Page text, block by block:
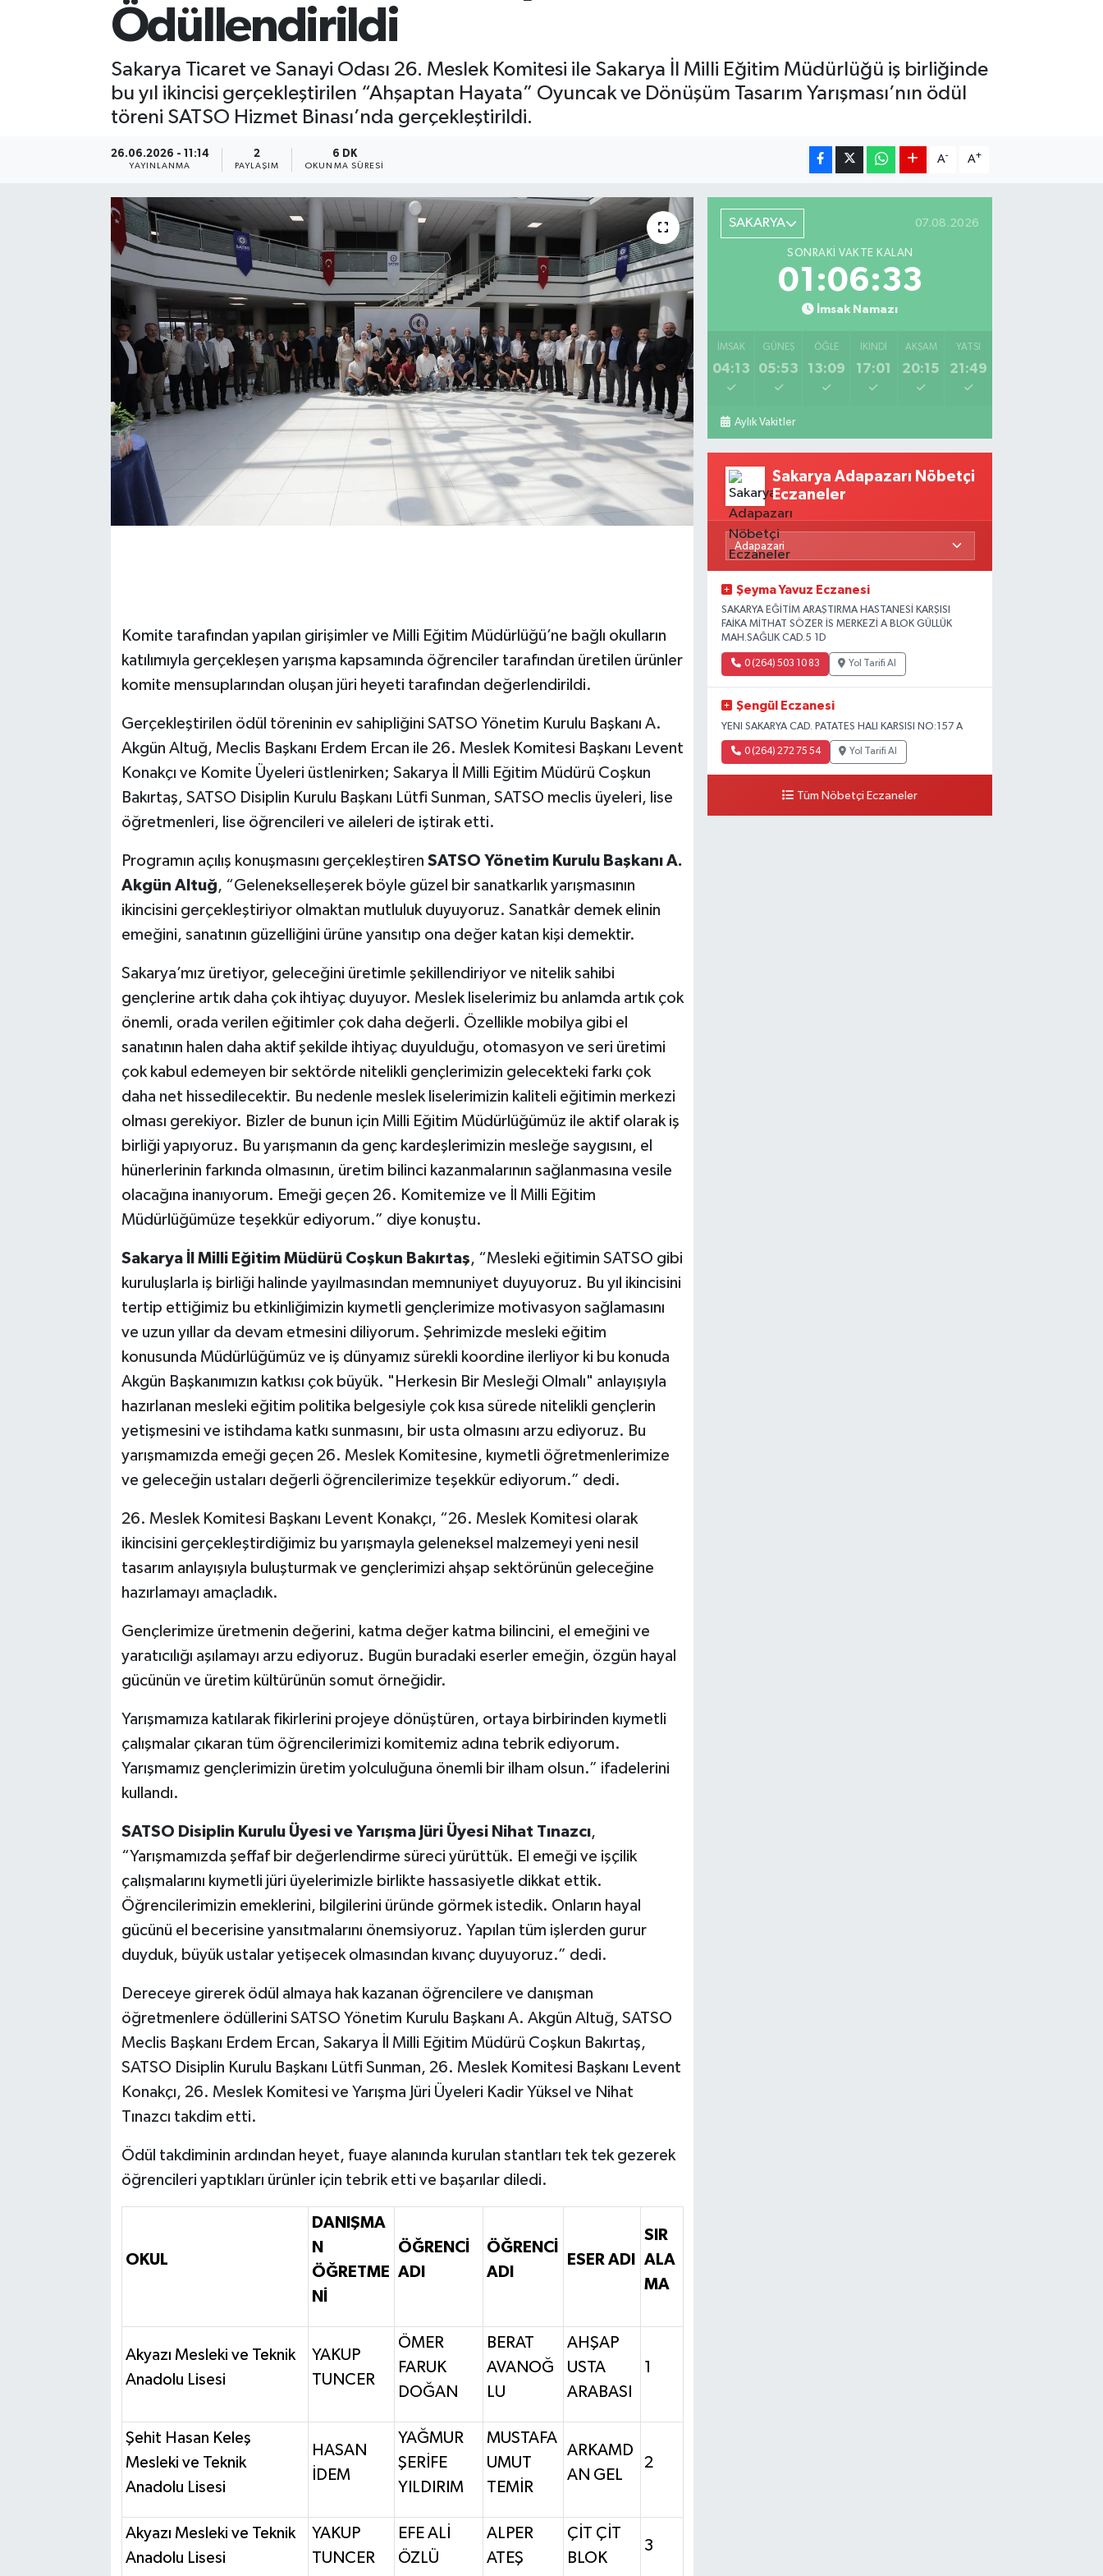
Ödüllendirildi
Sakarya Ticaret ve Sanayi Odası 26. Meslek Komitesi ile Sakarya İl Milli Eğitim Müdürlüğü iş birliğinde
bu yıl ikincisi gerçekleştirilen “Ahşaptan Hayata” Oyuncak ve Dönüşüm Tasarım Yarışması’nın ödül
töreni SATSO Hizmet Binası’nda gerçekleştirildi.
26.06.2026 - 11:14
YAYINLANMA
2
PAYLAŞIM
6 DK
OKUNMA SÜRESI
A- A+
Komite tarafından yapılan girişimler ve Milli Eğitim Müdürlüğü’ne bağlı okulların
katılımıyla gerçekleşen yarışma kapsamında öğrenciler tarafından üretilen ürünler
komite mensuplarından oluşan jüri heyeti tarafından değerlendirildi.
Gerçekleştirilen ödül töreninin ev sahipliğini SATSO Yönetim Kurulu Başkanı A.
Akgün Altuğ, Meclis Başkanı Erdem Ercan ile 26. Meslek Komitesi Başkanı Levent
Konakçı ve Komite Üyeleri üstlenirken; Sakarya İl Milli Eğitim Müdürü Coşkun
Bakırtaş, SATSO Disiplin Kurulu Başkanı Lütfi Sunman, SATSO meclis üyeleri, lise
öğretmenleri, lise öğrencileri ve aileleri de iştirak etti.
Programın açılış konuşmasını gerçekleştiren SATSO Yönetim Kurulu Başkanı A.
Akgün Altuğ, “Gelenekselleşerek böyle güzel bir sanatkarlık yarışmasının
ikincisini gerçekleştiriyor olmaktan mutluluk duyuyoruz. Sanatkâr demek elinin
emeğini, sanatının güzelliğini ürüne yansıtıp ona değer katan kişi demektir.
Sakarya’mız üretiyor, geleceğini üretimle şekillendiriyor ve nitelik sahibi
gençlerine artık daha çok ihtiyaç duyuyor. Meslek liselerimiz bu anlamda artık çok
önemli, orada verilen eğitimler çok daha değerli. Özellikle mobilya gibi el
sanatının halen daha aktif şekilde ihtiyaç duyulduğu, otomasyon ve seri üretimi
çok kabul edemeyen bir sektörde nitelikli gençlerimizin gelecekteki farkı çok
daha net hissedilecektir. Bu nedenle meslek liselerimizin kaliteli eğitimin merkezi
olması gerekiyor. Bizler de bunun için Milli Eğitim Müdürlüğümüz ile aktif olarak iş
birliği yapıyoruz. Bu yarışmanın da genç kardeşlerimizin mesleğe saygısını, el
hünerlerinin farkında olmasının, üretim bilinci kazanmalarının sağlanmasına vesile
olacağına inanıyorum. Emeği geçen 26. Komitemize ve İl Milli Eğitim
Müdürlüğümüze teşekkür ediyorum.” diye konuştu.
Sakarya İl Milli Eğitim Müdürü Coşkun Bakırtaş, “Mesleki eğitimin SATSO gibi
kuruluşlarla iş birliği halinde yayılmasından memnuniyet duyuyoruz. Bu yıl ikincisini
tertip ettiğimiz bu etkinliğimizin kıymetli gençlerimize motivasyon sağlamasını
ve uzun yıllar da devam etmesini diliyorum. Şehrimizde mesleki eğitim
konusunda Müdürlüğümüz ve iş dünyamız sürekli koordine ilerliyor ki bu konuda
Akgün Başkanımızın katkısı çok büyük. "Herkesin Bir Mesleği Olmalı" anlayışıyla
hazırlanan mesleki eğitim politika belgesiyle çok kısa sürede nitelikli gençlerin
yetişmesini ve istihdama katkı sunmasını, bir usta olmasını arzu ediyoruz. Bu
yarışmamızda emeği geçen 26. Meslek Komitesine, kıymetli öğretmenlerimize
ve geleceğin ustaları değerli öğrencilerimize teşekkür ediyorum.” dedi.
26. Meslek Komitesi Başkanı Levent Konakçı, “26. Meslek Komitesi olarak
ikincisini gerçekleştirdiğimiz bu yarışmayla geleneksel malzemeyi yeni nesil
tasarım anlayışıyla buluşturmak ve gençlerimizi ahşap sektörünün geleceğine
hazırlamayı amaçladık.
Gençlerimize üretmenin değerini, katma değer katma bilincini, el emeğini ve
yaratıcılığı aşılamayı arzu ediyoruz. Bugün buradaki eserler emeğin, özgün hayal
gücünün ve üretim kültürünün somut örneğidir.
Yarışmamıza katılarak fikirlerini projeye dönüştüren, ortaya birbirinden kıymetli
çalışmalar çıkaran tüm öğrencilerimizi komitemiz adına tebrik ediyorum.
Yarışmamız gençlerimizin üretim yolculuğuna önemli bir ilham olsun.” ifadelerini
kullandı.
SATSO Disiplin Kurulu Üyesi ve Yarışma Jüri Üyesi Nihat Tınazcı,
“Yarışmamızda şeffaf bir değerlendirme süreci yürüttük. El emeği ve işçilik
çalışmalarını kıymetli jüri üyelerimizle birlikte hassasiyetle dikkat ettik.
Öğrencilerimizin emeklerini, bilgilerini üründe görmek istedik. Onların hayal
gücünü el becerisine yansıtmalarını önemsiyoruz. Yapılan tüm işlerden gurur
duyduk, büyük ustalar yetişecek olmasından kıvanç duyuyoruz.” dedi.
Dereceye girerek ödül almaya hak kazanan öğrencilere ve danışman
öğretmenlere ödüllerini SATSO Yönetim Kurulu Başkanı A. Akgün Altuğ, SATSO
Meclis Başkanı Erdem Ercan, Sakarya İl Milli Eğitim Müdürü Coşkun Bakırtaş,
SATSO Disiplin Kurulu Başkanı Lütfi Sunman, 26. Meslek Komitesi Başkanı Levent
Konakçı, 26. Meslek Komitesi ve Yarışma Jüri Üyeleri Kadir Yüksel ve Nihat
Tınazcı takdim etti.
Ödül takdiminin ardından heyet, fuaye alanında kurulan stantları tek tek gezerek
öğrencileri yaptıkları ürünler için tebrik etti ve başarılar diledi.
OKUL
DANIŞMA
N
ÖĞRETME
Nİ
ÖĞRENCİ
ADI
ÖĞRENCİ
ADI
ESER ADI
SIR
ALA
MA
Akyazı Mesleki ve Teknik
Anadolu Lisesi
YAKUP
TUNCER
ÖMER
FARUK
DOĞAN
BERAT
AVANOĞ
LU
AHŞAP
USTA
ARABASI
1
Şehit Hasan Keleş
Mesleki ve Teknik
Anadolu Lisesi
HASAN
İDEM
YAĞMUR
ŞERİFE
YILDIRIM
MUSTAFA
UMUT
TEMİR
ARKAMD
AN GEL
2
Akyazı Mesleki ve Teknik
Anadolu Lisesi
YAKUP
TUNCER
EFE ALİ
ÖZLÜ
ALPER
ATEŞ
ÇİT ÇİT
BLOK
3
SAKARYA 07.08.2026
SONRAKI VAKTE KALAN
01:06:32
İmsak Namazı
İMSAK
04:13
GÜNEŞ
05:53
ÖĞLE
13:09
İKINDI
17:01
AKŞAM
20:15
YATSI
21:49
Aylık Vakitler
Sakarya Adapazarı Nöbetçi
Eczaneler
Şeyma Yavuz Eczanesi
SAKARYA EĞİTİM ARAŞTIRMA HASTANESİ KARŞISI
FAİKA MİTHAT SÖZER İS MERKEZİ A BLOK GÜLLÜK
MAH.SAĞLIK CAD.5 1D
0 (264) 503 10 83 Yol Tarifi Al
Şengül Eczanesi
YENI SAKARYA CAD. PATATES HALI KARSISI NO:157 A
0 (264) 272 75 54 Yol Tarifi Al
Tüm Nöbetçi Eczaneler